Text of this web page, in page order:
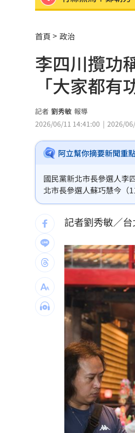
射頻器材全卡關
陳傑憲炸裂2分砲
偷吃人妻挨告 小
公車毒駕出事故？
知名YouTuber命
中國製路由器資
IU社群發前男友
二手菸超毒！她
NCC無委員唱獨
詐慈濟10億！律
650萬冊神話崩!
台灣彩券開獎直播
LIVE三立+24小時
三立iNEWS新聞
理想混蛋號召粉
首頁 政治
李四川攬功
「大家都有
記者 劉秀敏 報導
2026/06/11 14:41:00
2026/
阿立幫你摘要新聞重
國民黨新北市長參選人李
北市長參選人蘇巧慧今（
算，賴清德也同意追加58
沒有預算蓋不成大橋，沒
記者劉秀敏／